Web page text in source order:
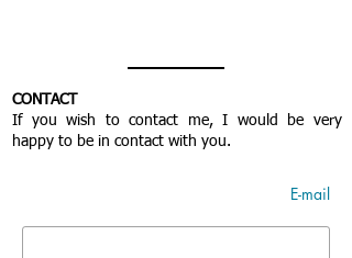
CONTACT
If you wish to contact me, I would be very
happy to be in contact with you.
E-mail